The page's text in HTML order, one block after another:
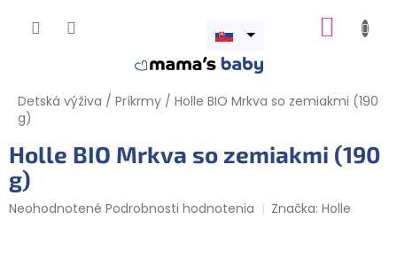
Otvoriť
Detská výživa / Príkrmy / Holle BIO Mrkva so zemiakmi (190
g)
Holle BIO Mrkva so zemiakmi (190
g)
Priemerné
Neohodnotené Podrobnosti hodnotenia Značka:Holle